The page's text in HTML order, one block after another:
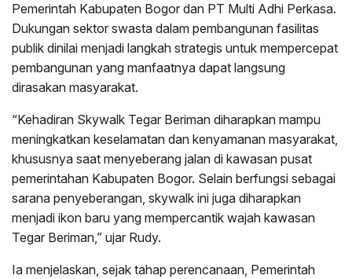
Pemerintah Kabupaten Bogor dan PT Multi Adhi Perkasa.
Dukungan sektor swasta dalam pembangunan fasilitas
publik dinilai menjadi langkah strategis untuk mempercepat
pembangunan yang manfaatnya dapat langsung
dirasakan masyarakat.
“Kehadiran Skywalk Tegar Beriman diharapkan mampu
meningkatkan keselamatan dan kenyamanan masyarakat,
khususnya saat menyeberang jalan di kawasan pusat
pemerintahan Kabupaten Bogor. Selain berfungsi sebagai
sarana penyeberangan, skywalk ini juga diharapkan
menjadi ikon baru yang mempercantik wajah kawasan
Tegar Beriman,” ujar Rudy.
Ia menjelaskan, sejak tahap perencanaan, Pemerintah